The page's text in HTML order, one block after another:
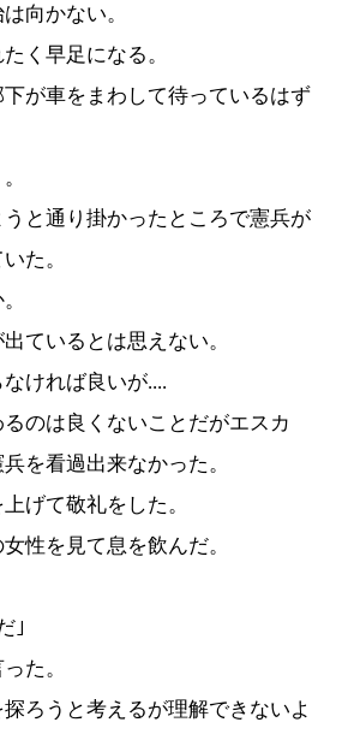
向かない。
く早足になる。
が車をまわして待っているはず
と通り掛かったところで憲兵が
た。
ているとは思えない。
ければ良いが....
のは良くないことだがエスカ
を看過出来なかった。
げて敬礼をした。
性を見て息を飲んだ。
｣
た。
ろうと考えるが理解できないよ